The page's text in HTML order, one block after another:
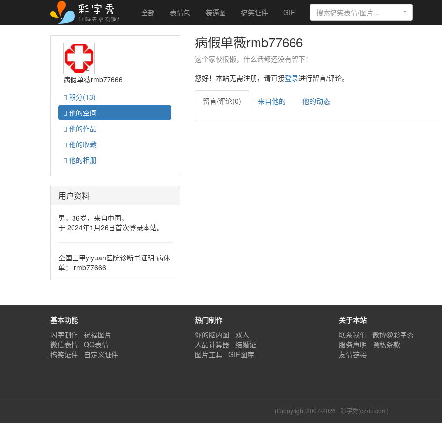
全部 表情包 装逼图 搞笑证件 GIF 搜索
病假单薇rmb77666
积分(13)
他的空间
他的作品
他的收藏
他的相册
用户资料
男，36岁，来自中国，
于 2024年1月26日首次登录本站。
全国三甲yiyuan医院诊断书证明 病休
单： rmb77666
病假单薇rmb77666
这个家伙很懒，什么话都还没有留下！
您好！本站无需注册，请直接登录进行留言/评论。
留言/评论(0) 来自他的 他的动态
基本功能
闪字制作
祝福图片
微信表情
QQ表情
搞笑证件
自定义证件
热门制作
你的脑内图
双人
人品计算器
结婚证
图片工具
GIF图库
关于本站
联系我们
微博@彩字秀
服务声明
隐私条款
友情链接
(C)opyright 2007-2026 彩字秀(czxiu.com)